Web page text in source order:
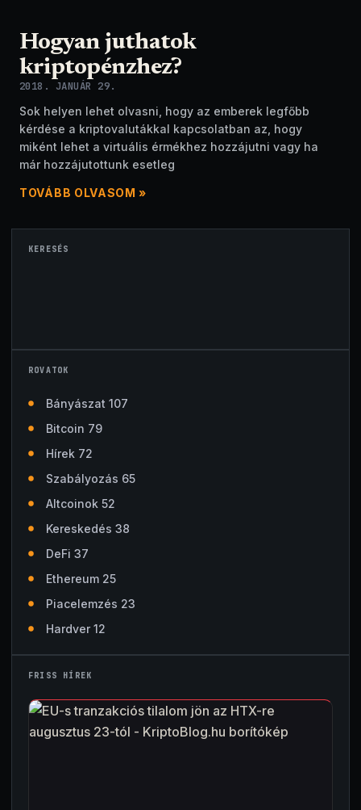
Hogyan juthatok
kriptopénzhez?
2018. JANUÁR 29.
Sok helyen lehet olvasni, hogy az emberek legfőbb
kérdése a kriptovalutákkal kapcsolatban az, hogy
miként lehet a virtuális érmékhez hozzájutni vagy ha
már hozzájutottunk esetleg
TOVÁBB OLVASOM »
KERESÉS
ROVATOK
Bányászat 107
Bitcoin 79
Hírek 72
Szabályozás 65
Altcoinok 52
Kereskedés 38
DeFi 37
Ethereum 25
Piacelemzés 23
Hardver 12
FRISS HÍREK